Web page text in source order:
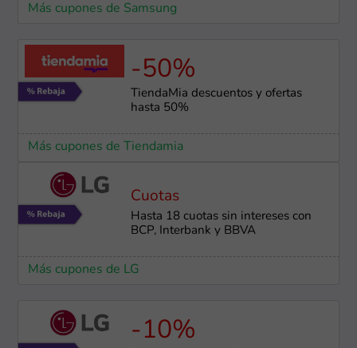
Más cupones de Samsung
-50%
TiendaMia descuentos y ofertas
hasta 50%
Más cupones de Tiendamia
Cuotas
Hasta 18 cuotas sin intereses con
BCP, Interbank y BBVA
Más cupones de LG
-10%